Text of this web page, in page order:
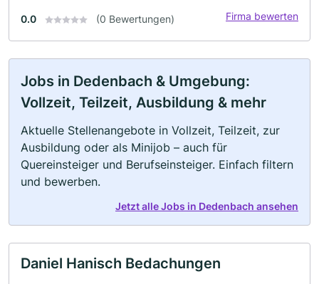
0.0 (0 Bewertungen) Firma bewerten
Jobs in Dedenbach & Umgebung:
Vollzeit, Teilzeit, Ausbildung & mehr
Aktuelle Stellenangebote in Vollzeit, Teilzeit, zur
Ausbildung oder als Minijob – auch für
Quereinsteiger und Berufseinsteiger. Einfach filtern
und bewerben.
Jetzt alle Jobs in Dedenbach ansehen
Daniel Hanisch Bedachungen